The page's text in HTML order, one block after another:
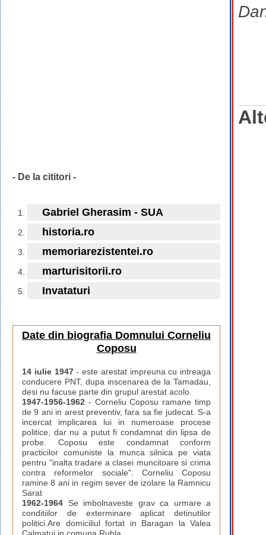
- De la cititori -
Gabriel Gherasim - SUA
historia.ro
memoriarezistentei.ro
marturisitorii.ro
Invataturi
Date din biografia Domnului Corneliu
Coposu
14 iulie 1947- este arestat impreuna cu intreaga
conducere PNT, dupa inscenarea de la Tamadau,
desi nu facuse parte din grupul arestat acolo.
1947-1956-1962 - Corneliu Coposu ramane timp
de 9 ani in arest preventiv, fara sa fie judecat. S-a
incercat implicarea lui in numeroase procese
politice, dar nu a putut fi condamnat din lipsa de
probe. Coposu este condamnat conform
practicilor comuniste la munca silnica pe viata
pentru "inalta tradare a clasei muncitoare si crima
contra reformelor sociale". Corneliu Coposu
ramine 8 ani in regim sever de izolare la Ramnicu
Sarat
1962-1964 Se imbolnaveste grav ca urmare a
conditiilor de exterminare aplicat detinutilor
politici.Are domiciliul fortat in Baragan la Valea